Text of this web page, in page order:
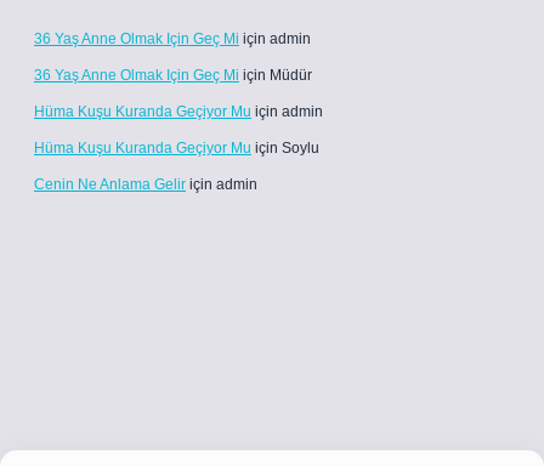
36 Yaş Anne Olmak Için Geç Mi için admin
36 Yaş Anne Olmak Için Geç Mi için Müdür
Hüma Kuşu Kuranda Geçiyor Mu için admin
Hüma Kuşu Kuranda Geçiyor Mu için Soylu
Cenin Ne Anlama Gelir için admin
betci girişbetci girişhiltonbet yeni giriş